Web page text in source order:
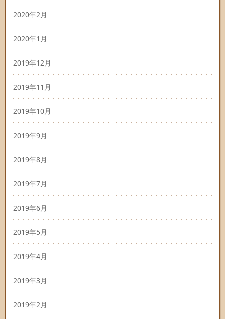
2020年2月
2020年1月
2019年12月
2019年11月
2019年10月
2019年9月
2019年8月
2019年7月
2019年6月
2019年5月
2019年4月
2019年3月
2019年2月